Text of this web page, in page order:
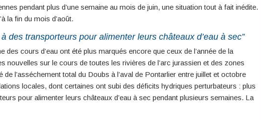
pendant plus d’une semaine au mois de juin, une situation tout à fait inédite.
la fin du mois d’août.
des transporteurs pour alimenter leurs châteaux d’eau à sec”
cours d’eau ont été plus marqués encore que ceux de l’année de la
nouvelles sur le cours de toutes les rivières de l’arc jurassien et des zones
l’asséchement total du Doubs à l’aval de Pontarlier entre juillet et octobre
locales, dont certaines ont subi des déficits hydriques perturbateurs : plus
pour alimenter leurs châteaux d’eau à sec pendant plusieurs semaines. La